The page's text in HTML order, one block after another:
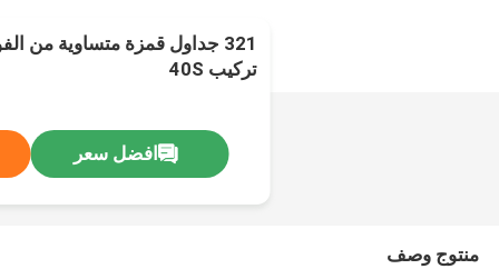
321 جداول قمزة متساوية من
تركيب 40S
افضل سعر
منتوج وصف